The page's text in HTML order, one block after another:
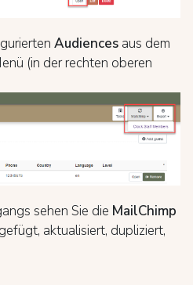
Audiences aus dem
(in der rechten oberen
sehen Sie die MailChimp
aktualisiert, dupliziert,